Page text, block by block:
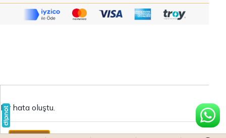
Bir hata oluştu.